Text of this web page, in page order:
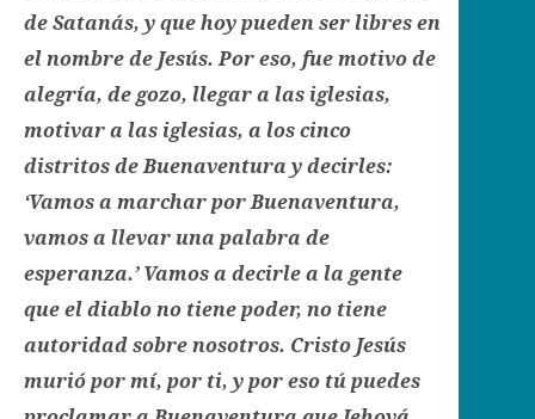
de Satanás, y que hoy pueden ser libres en
el nombre de Jesús. Por eso, fue motivo de
alegría, de gozo, llegar a las iglesias,
motivar a las iglesias, a los cinco
distritos de Buenaventura y decirles:
‘Vamos a marchar por Buenaventura,
vamos a llevar una palabra de
esperanza.’ Vamos a decirle a la gente
que el diablo no tiene poder, no tiene
autoridad sobre nosotros. Cristo Jesús
murió por mí, por ti, y por eso tú puedes